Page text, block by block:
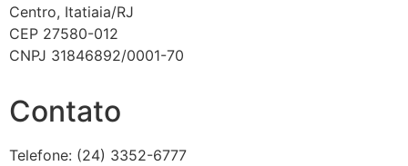
Centro, Itatiaia/RJ
CEP 27580-012
CNPJ 31846892/0001-70
Contato
Telefone: (24) 3352-6777